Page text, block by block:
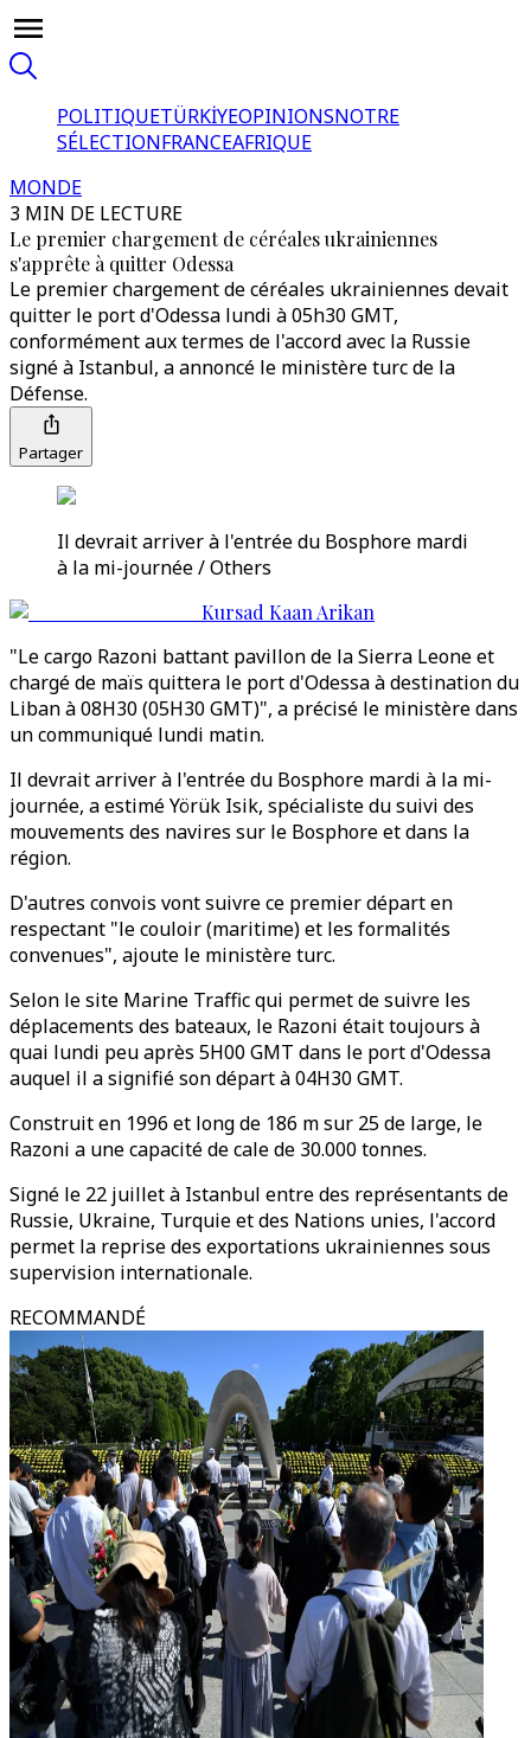
POLITIQUETÜRKİYEOPINIONSNOTRE
SÉLECTIONFRANCEAFRIQUE
MONDE
3 MIN DE LECTURE
Le premier chargement de céréales ukrainiennes
s'apprête à quitter Odessa
Le premier chargement de céréales ukrainiennes devait
quitter le port d'Odessa lundi à 05h30 GMT,
conformément aux termes de l'accord avec la Russie
signé à Istanbul, a annoncé le ministère turc de la
Défense.
Partager
Il devrait arriver à l'entrée du Bosphore mardi
à la mi-journée / Others
Kursad Kaan Arikan
"Le cargo Razoni battant pavillon de la Sierra Leone et
chargé de maïs quittera le port d'Odessa à destination du
Liban à 08H30 (05H30 GMT)", a précisé le ministère dans
un communiqué lundi matin.
Il devrait arriver à l'entrée du Bosphore mardi à la mi-
journée, a estimé Yörük Isik, spécialiste du suivi des
mouvements des navires sur le Bosphore et dans la
région.
D'autres convois vont suivre ce premier départ en
respectant "le couloir (maritime) et les formalités
convenues", ajoute le ministère turc.
Selon le site Marine Traffic qui permet de suivre les
déplacements des bateaux, le Razoni était toujours à
quai lundi peu après 5H00 GMT dans le port d'Odessa
auquel il a signifié son départ à 04H30 GMT.
Construit en 1996 et long de 186 m sur 25 de large, le
Razoni a une capacité de cale de 30.000 tonnes.
Signé le 22 juillet à Istanbul entre des représentants de
Russie, Ukraine, Turquie et des Nations unies, l'accord
permet la reprise des exportations ukrainiennes sous
supervision internationale.
RECOMMANDÉ